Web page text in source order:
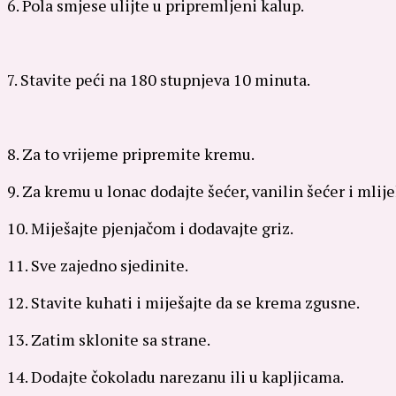
6. Pola smjese ulijte u pripremljeni kalup.
7. Stavite peći na 180 stupnjeva 10 minuta.
8. Za to vrijeme pripremite kremu.
9. Za kremu u lonac dodajte šećer, vanilin šećer i
10. Miješajte pjenjačom i dodavajte griz.
11. Sve zajedno sjedinite.
12. Stavite kuhati i miješajte da se krema zgusne.
13. Zatim sklonite sa strane.
14. Dodajte čokoladu narezanu ili u kapljicama.